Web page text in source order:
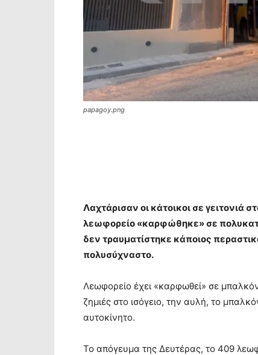
papagoy.png
Λαχτάρισαν οι κάτοικοι σε γειτονιά
λεωφορείο «καρφώθηκε» σε
δεν τραυματίστηκε κάποιος
πολυσύχναστο.
Λεωφορείο έχει «καρφωθεί» σε
ζημιές στο ισόγειο, την αυλή, το
αυτοκίνητο.
Το απόγευμα της Δευτέρας, το 409